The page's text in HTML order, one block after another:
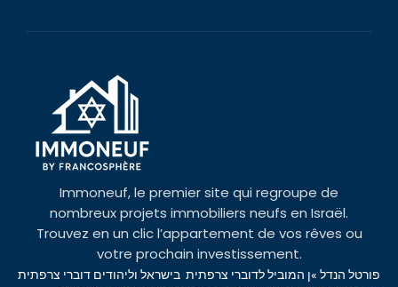
Immoneuf, le premier site qui regroupe de
nombreux projets immobiliers neufs en Israël.
Trouvez en un clic l’appartement de vos rêves ou
votre prochain investissement.
פורטל הנדל »ן המוביל לדוברי צרפתית בישראל וליהודים דוברי צרפתית